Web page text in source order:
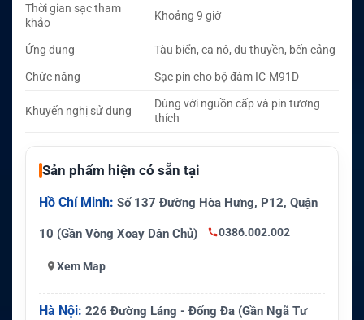
Thời gian sạc tham
khảo
Khoảng 9 giờ
Ứng dụng
Tàu biển, ca nô, du thuyền, bến cảng
Chức năng
Sạc pin cho bộ đàm IC-M91D
Khuyến nghị sử dụng
Dùng với nguồn cấp và pin tương
thích
Sản phẩm hiện có sẵn tại
Hồ Chí Minh: Số 137 Đường Hòa Hưng, P12, Quận
10 (Gần Vòng Xoay Dân Chủ) 0386.002.002
Xem Map
Hà Nội: 226 Đường Láng - Đống Đa (Gần Ngã Tư